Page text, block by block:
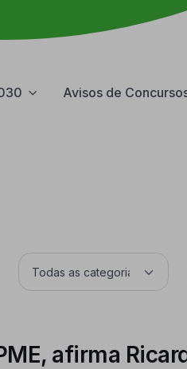
Avisos de
afirma